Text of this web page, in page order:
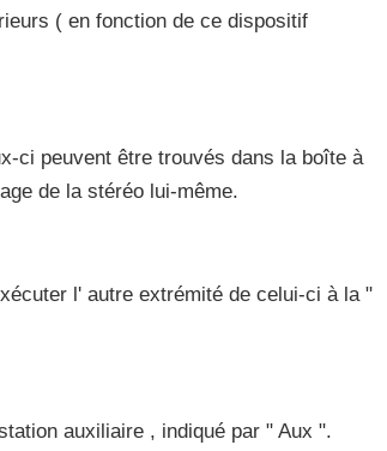
( en fonction de ce dispositif
ci peuvent être trouvés dans la boîte à
de la stéréo lui-même.
l' autre extrémité de celui-ci à la "
auxiliaire , indiqué par " Aux ".